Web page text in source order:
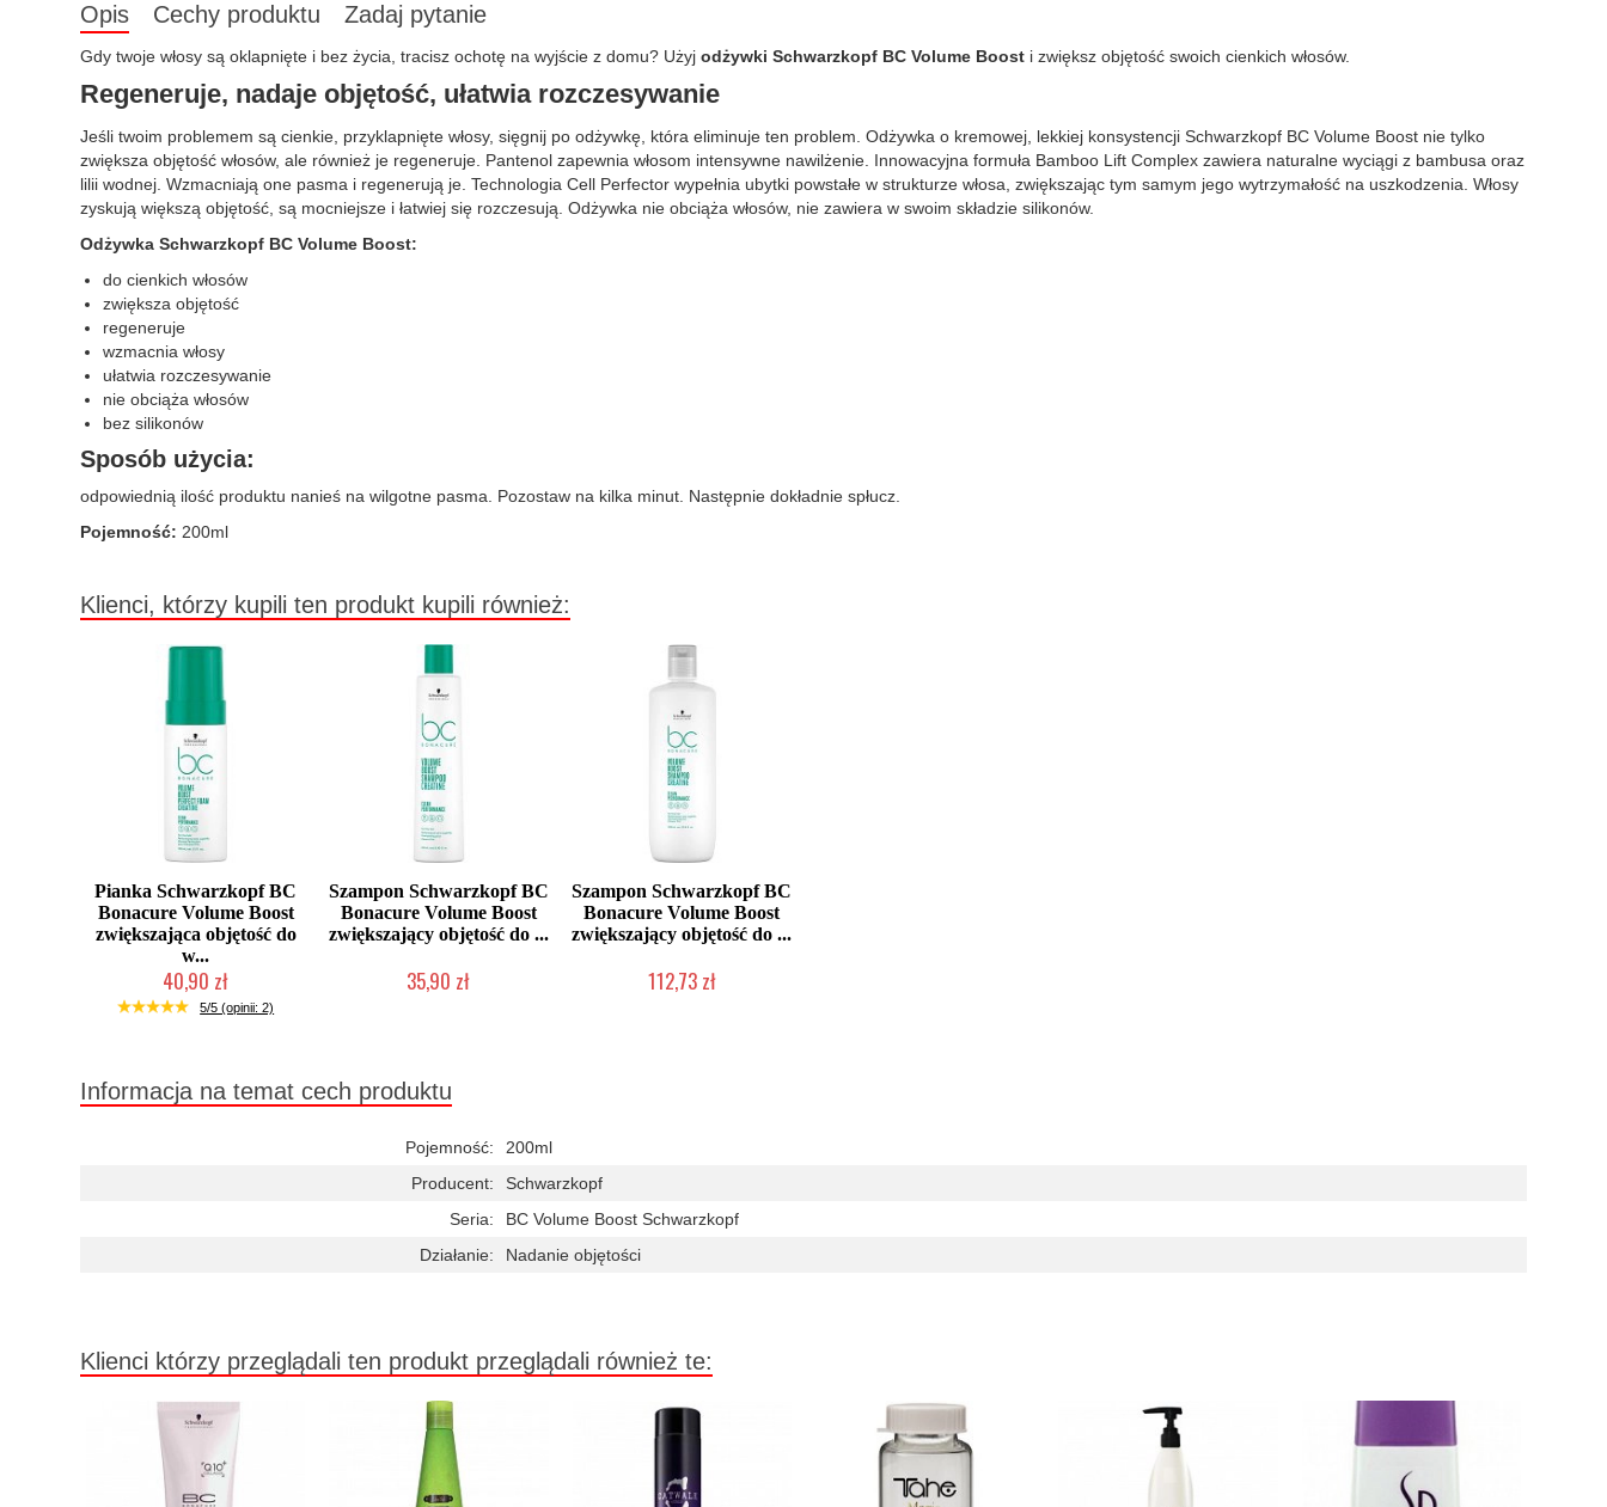
Opis Cechy produktu Zadaj pytanie
Gdy twoje włosy są oklapnięte i bez życia, tracisz ochotę na wyjście z domu? Użyj odżywki Schwarzkopf BC Volume Boost i zwiększ objętość swoich cienkich włosów.
Regeneruje, nadaje objętość, ułatwia rozczesywanie
Jeśli twoim problemem są cienkie, przyklapnięte włosy, sięgnij po odżywkę, która eliminuje ten problem. Odżywka o kremowej, lekkiej konsystencji Schwarzkopf BC Volume Boost nie tylko
zwiększa objętość włosów, ale również je regeneruje. Pantenol zapewnia włosom intensywne nawilżenie. Innowacyjna formuła Bamboo Lift Complex zawiera naturalne wyciągi z bambusa oraz
lilii wodnej. Wzmacniają one pasma i regenerują je. Technologia Cell Perfector wypełnia ubytki powstałe w strukturze włosa, zwiększając tym samym jego wytrzymałość na uszkodzenia. Włosy
zyskują większą objętość, są mocniejsze i łatwiej się rozczesują. Odżywka nie obciąża włosów, nie zawiera w swoim składzie silikonów.
Odżywka Schwarzkopf BC Volume Boost:
do cienkich włosów
zwiększa objętość
regeneruje
wzmacnia włosy
ułatwia rozczesywanie
nie obciąża włosów
bez silikonów
Sposób użycia:
odpowiednią ilość produktu nanieś na wilgotne pasma. Pozostaw na kilka minut. Następnie dokładnie spłucz.
Pojemność: 200ml
Klienci, którzy kupili ten produkt kupili również:
Pianka Schwarzkopf BC
Bonacure Volume Boost
zwiększająca objętość do
w...
40,90 zł
Duża ilość (wysyłka w 24h)
5/5 (opinii: 2)
Szampon Schwarzkopf BC
Bonacure Volume Boost
zwiększający objętość do ...
35,90 zł
Szampon Schwarzkopf BC
Bonacure Volume Boost
zwiększający objętość do ...
112,73 zł
Informacja na temat cech produktu
Pojemność:
200ml
Producent:
Schwarzkopf
Seria:
BC Volume Boost Schwarzkopf
Działanie:
Nadanie objętości
Klienci którzy przeglądali ten produkt przeglądali również te: